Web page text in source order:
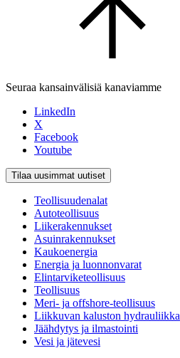
Seuraa kansainvälisiä kanaviamme
LinkedIn
X
Facebook
Youtube
Tilaa uusimmat uutiset
Teollisuudenalat
Autoteollisuus
Liikerakennukset
Asuinrakennukset
Kaukoenergia
Energia ja luonnonvarat
Elintarviketeollisuus
Teollisuus
Meri- ja offshore-teollisuus
Liikkuvan kaluston hydrauliikka
Jäähdytys ja ilmastointi
Vesi ja jätevesi